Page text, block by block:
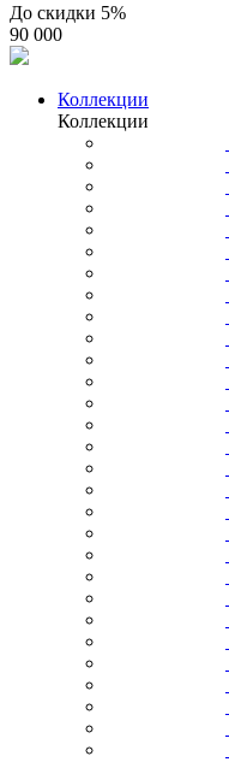
До скидки 5%
90 000
Коллекции
Коллекции